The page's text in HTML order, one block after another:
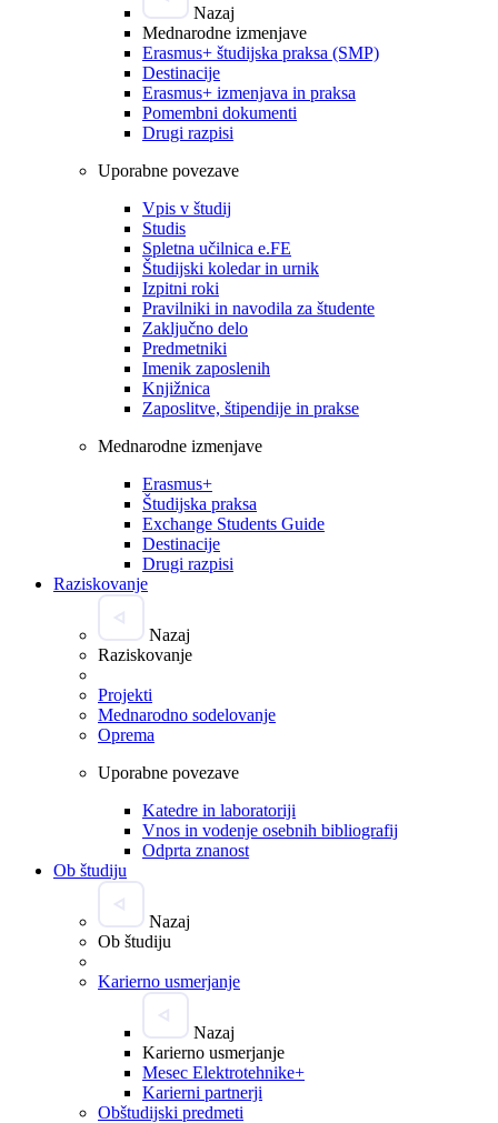
Nazaj
Mednarodne izmenjave
Erasmus+ študijska praksa (SMP)
Destinacije
Erasmus+ izmenjava in praksa
Pomembni dokumenti
Drugi razpisi
Uporabne povezave
Vpis v študij
Studis
Spletna učilnica e.FE
Študijski koledar in urnik
Izpitni roki
Pravilniki in navodila za študente
Zaključno delo
Predmetniki
Imenik zaposlenih
Knjižnica
Zaposlitve, štipendije in prakse
Mednarodne izmenjave
Erasmus+
Študijska praksa
Exchange Students Guide
Destinacije
Drugi razpisi
Raziskovanje
Nazaj
Raziskovanje
Projekti
Mednarodno sodelovanje
Oprema
Uporabne povezave
Katedre in laboratoriji
Vnos in vodenje osebnih bibliografij
Odprta znanost
Ob študiju
Nazaj
Ob študiju
Karierno usmerjanje
Nazaj
Karierno usmerjanje
Mesec Elektrotehnike+
Karierni partnerji
Obštudijski predmeti